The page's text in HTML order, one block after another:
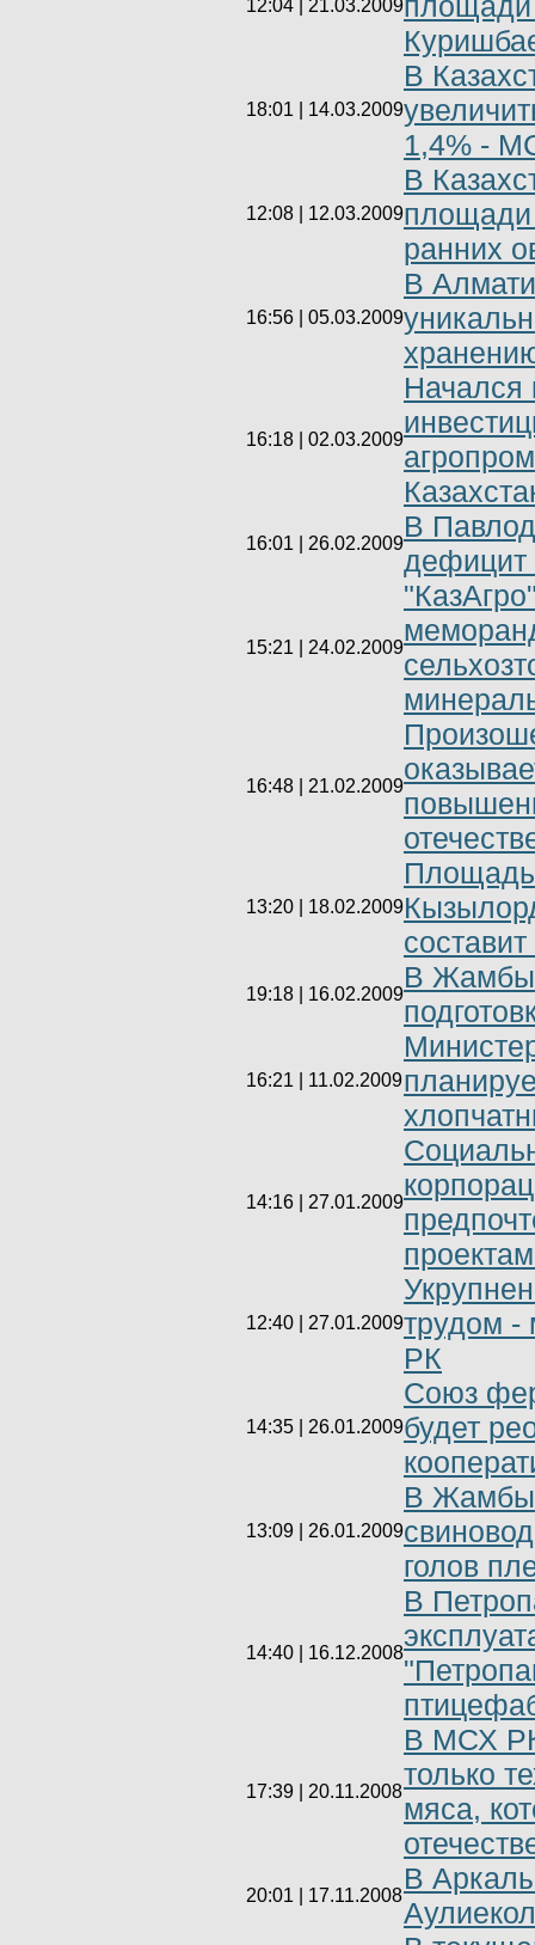
12:04 | 21.03.2009
18:01 | 14.03.2009
В
1,4% -
12:08 | 12.03.2009
В
ранних
16:56 | 05.03.2009
В
16:18 | 02.03.2009
Начался
16:01 | 26.02.2009
В
дефицит
15:21 | 24.02.2009
16:48 | 21.02.2009
13:20 | 18.02.2009
Площадь
19:18 | 16.02.2009
В
16:21 | 11.02.2009
14:16 | 27.01.2009
12:40 | 27.01.2009трудом -
РК
14:35 | 26.01.2009
Союз
будет
13:09 | 26.01.2009
В
голов
14:40 | 16.12.2008
В
17:39 | 20.11.2008
В МСХ
только
мяса,
20:01 | 17.11.2008
В